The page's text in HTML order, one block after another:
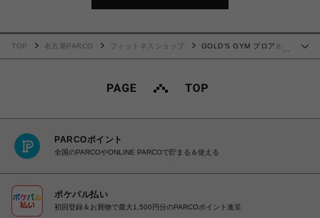
TOP 名古屋PARCO フィットネスショップ
GOLD'S GYM プロアルテ
PARCOポイント
全国のPARCOやONLINE PARCOで貯まる＆使える
ポケパル払い
初回登録＆お買物で最大1,500円分のPARCOポイント進呈